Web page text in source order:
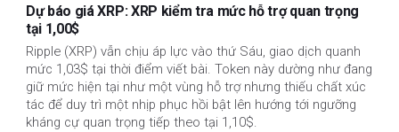
Dự báo giá XRP: XRP kiểm tra mức hỗ trợ quan trọng
tại 1,00$
Ripple (XRP) vẫn chịu áp lực vào thứ Sáu, giao dịch quanh
mức 1,03$ tại thời điểm viết bài. Token này dường như đang
giữ mức hiện tại như một vùng hỗ trợ nhưng thiếu chất xúc
tác để duy trì một nhịp phục hồi bật lên hướng tới ngưỡng
kháng cự quan trọng tiếp theo tại 1,10$.